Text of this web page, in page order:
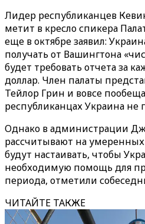
Лидер республиканцев
метит в кресло спикера
еще в октябре заявил:
получать от Вашингтона
будет требовать отчета за
доллар. Член палаты
Тейлор Грин и вовсе
республиканцах Украина не
Однако в администрации
рассчитывают на
будут настаивать, чтобы
необходимую помощь для
периода, отметили
ЧИТАЙТЕ ТАКЖЕ